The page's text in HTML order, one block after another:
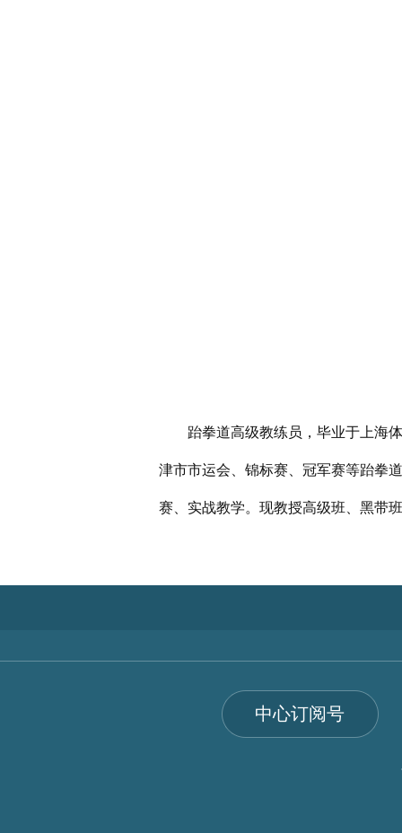
跆拳道高级教练员，毕业于上海体
津市市运会、锦标赛、冠军赛等跆拳
赛、实战教学。现教授高级班、黑带
中心订阅号